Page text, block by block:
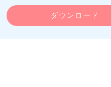
ダウンロード